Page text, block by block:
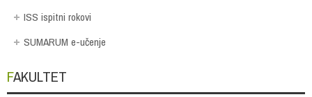
ISS ispitni rokovi
SUMARUM e-učenje
FAKULTET